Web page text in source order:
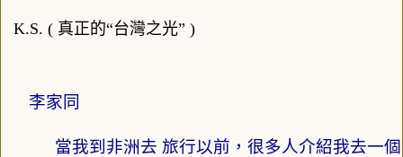
K.S. ( 真正的“台灣之光” )
李家同
當我到非洲去 旅行以前，很多人介紹我去一個